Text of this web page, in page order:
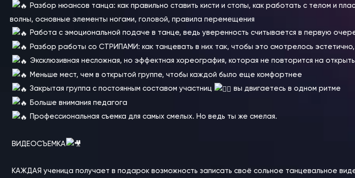
Разбор нюансов танца: как правильно ставить кисти и стопы, как работать с телом и
волны, основные элементы ногами, головой, правила перемещения
Работа с эмоциональной подаче в танце, ведь уверенность считывается в первую
Разбор работы со СТРИПАМИ: как танцевать в них так, чтобы это смотрелось
Эксклюзивная несложная, но эффектная хореография, которая не повторится на
Меньше мест, чем в открытой группе, чтобы каждой было еще комфортнее
Закрытая группа с постоянным составом участниц
вы двигаетесь в одном ритме
Больше внимания педагога
Профессиональная съемка для самых смелых. Но ведь ты же смелая.
ВИДЕОСЪЕМКА
КАЖДАЯ ученица получает в подарок возможность записать своё сольное танцевальное